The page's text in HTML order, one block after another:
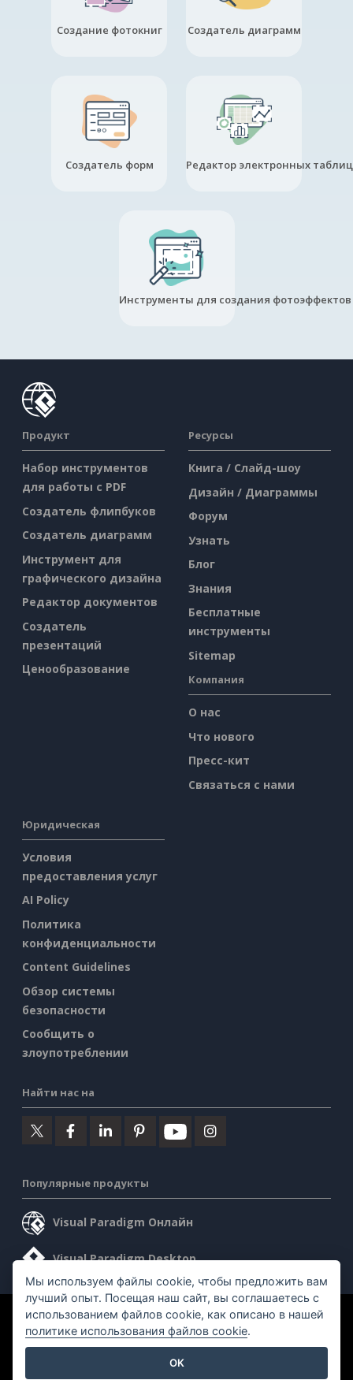
Создание фотокниг Создатель диаграмм
Создатель форм Редактор электронных таблиц
Инструменты для создания фотоэффектов
Продукт
Набор инструментов
для работы с PDF
Создатель флипбуков
Создатель диаграмм
Инструмент для
графического дизайна
Редактор документов
Создатель
презентаций
Ценообразование
Ресурсы
Книга / Слайд-шоу
Дизайн / Диаграммы
Форум
Узнать
Блог
Знания
Бесплатные
инструменты
Sitemap
Компания
О нас
Что нового
Пресс-кит
Связаться с нами
Юридическая
Условия
предоставления услуг
AI Policy
Политика
конфиденциальности
Content Guidelines
Обзор системы
безопасности
Сообщить о
злоупотреблении
Найти нас на
Популярные продукты
Visual Paradigm Онлайн
Visual Paradigm Desktop
©2026 by Visual Paradigm. Все права защищены.
Мы используем файлы cookie, чтобы предложить вам
лучший опыт. Посещая наш сайт, вы соглашаетесь с
использованием файлов cookie, как описано в нашей
политике использования файлов cookie.
OK